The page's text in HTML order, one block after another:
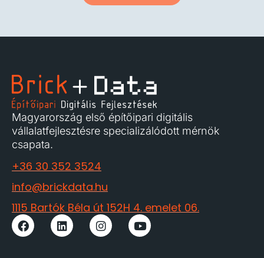
Magyarország első építőipari digitális
vállalatfejlesztésre specializálódott mérnök
csapata.
+36 30 352 3524
info@brickdata.hu
1115 Bartók Béla út 152H 4. emelet 06.